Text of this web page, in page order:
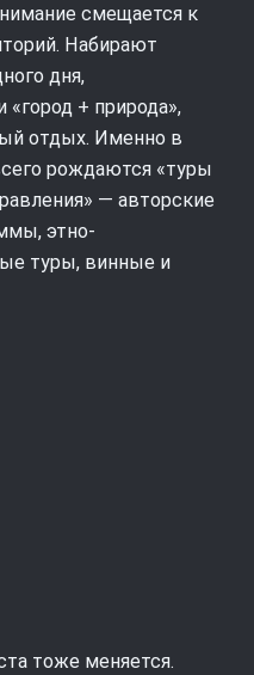
смещается к
Набирают
дня,
+ природа»,
отдых. Именно в
рождаются «туры
— авторские
этно-
туры, винные и
тоже меняется.